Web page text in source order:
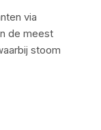
via
de meest
stoom